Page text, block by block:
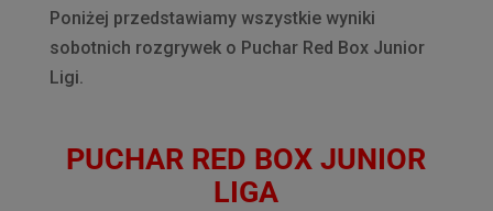
Poniżej przedstawiamy wszystkie wyniki
sobotnich rozgrywek o Puchar Red Box Junior
Ligi.
PUCHAR RED BOX JUNIOR
LIGA